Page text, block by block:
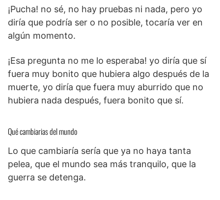
¡Pucha! no sé, no hay pruebas ni nada, pero yo
diría que podría ser o no posible, tocaría ver en
algún momento.
¡Esa pregunta no me lo esperaba! yo diría que sí
fuera muy bonito que hubiera algo después de la
muerte, yo diría que fuera muy aburrido que no
hubiera nada después, fuera bonito que sí.
Qué cambiarias del mundo
Lo que cambiaría sería que ya no haya tanta
pelea, que el mundo sea más tranquilo, que la
guerra se detenga.